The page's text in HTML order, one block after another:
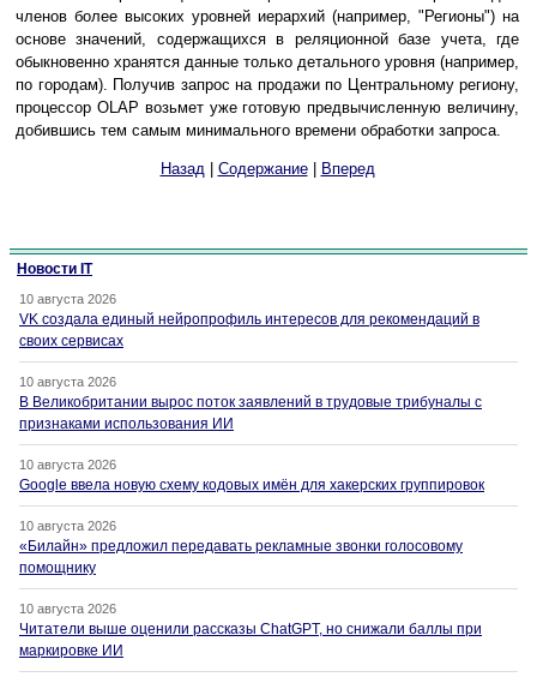
членов более высоких уровней иерархий (например, "Регионы") на
основе значений, содержащихся в реляционной базе учета, где
обыкновенно хранятся данные только детального уровня (например,
по городам). Получив запрос на продажи по Центральному региону,
процессор OLAP возьмет уже готовую предвычисленную величину,
добившись тем самым минимального времени обработки запроса.
Назад| Содержание| Вперед
Новости IT
10 августа 2026
VK создала единый нейропрофиль интересов для рекомендаций в
своих сервисах
10 августа 2026
В Великобритании вырос поток заявлений в трудовые трибуналы с
признаками использования ИИ
10 августа 2026
Google ввела новую схему кодовых имён для хакерских группировок
10 августа 2026
«Билайн» предложил передавать рекламные звонки голосовому
помощнику
10 августа 2026
Читатели выше оценили рассказы ChatGPT, но снижали баллы при
маркировке ИИ